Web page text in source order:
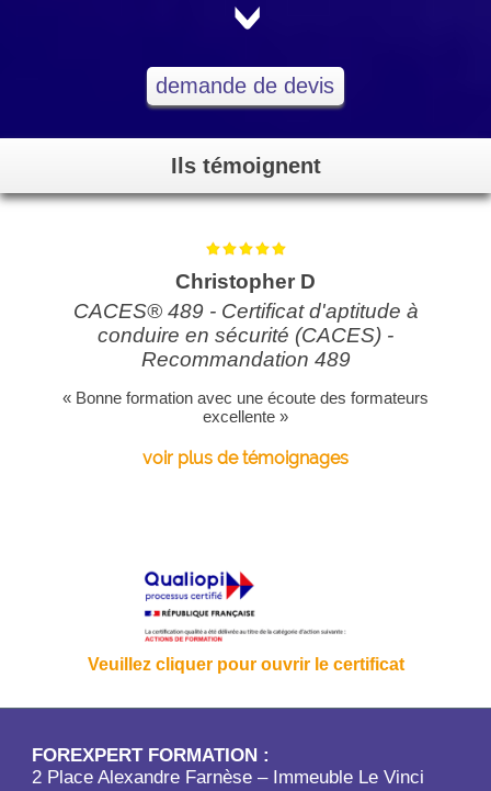
<
demande de devis
Ils témoignent
Christopher D
CACES® 489 - Certificat d'aptitude à
conduire en sécurité (CACES) -
Recommandation 489
« Bonne formation avec une écoute des formateurs
excellente »
voir plus de témoignages
Veuillez cliquer pour ouvrir le certificat
FOREXPERT FORMATION :
2 Place Alexandre Farnèse – Immeuble Le Vinci